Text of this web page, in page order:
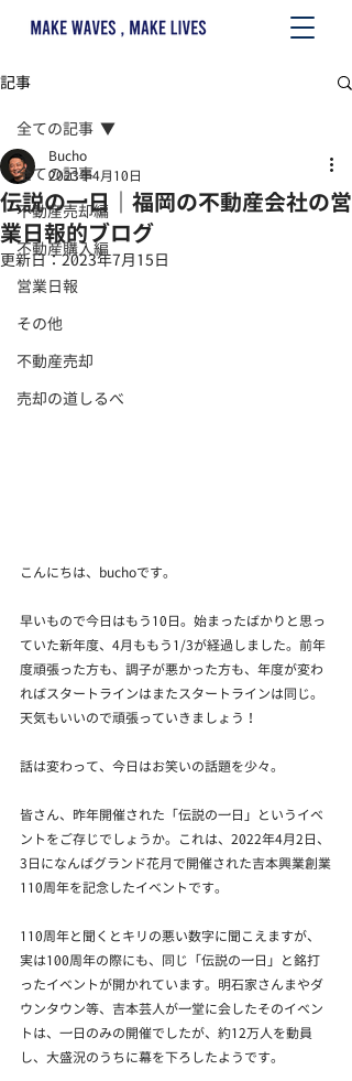
記事
全ての記事
不動産売却編
不動産購入編
営業日報
その他
不動産売却
売却の道しるべ
全ての記事
伝説の一日｜福岡の不動産会社の営
業日報的ブログ
Bucho
2023年4月10日
更新日：2023年7月15日
こんにちは、buchoです。
早いもので今日はもう10日。始まったばかりと思っ
ていた新年度、4月ももう1/3が経過しました。前年
度頑張った方も、調子が悪かった方も、年度が変わ
ればスタートラインはまたスタートラインは同じ。
天気もいいので頑張っていきましょう！
話は変わって、今日はお笑いの話題を少々。
皆さん、昨年開催された「伝説の一日」というイベ
ントをご存じでしょうか。これは、2022年4月2日、
3日になんばグランド花月で開催された吉本興業創業
110周年を記念したイベントです。
110周年と聞くとキリの悪い数字に聞こえますが、
実は100周年の際にも、同じ「伝説の一日」と銘打
ったイベントが開かれています。明石家さんまやダ
ウンタウン等、吉本芸人が一堂に会したそのイベン
トは、一日のみの開催でしたが、約12万人を動員
し、大盛況のうちに幕を下ろしたようです。